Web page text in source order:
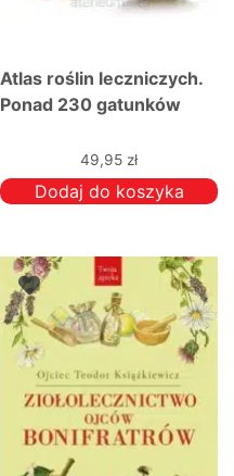
Atlas roślin leczniczych.
Ponad 230 gatunków
49,95 zł
Dodaj do koszyka